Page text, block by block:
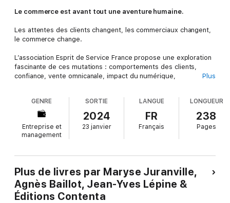
Le commerce est avant tout une aventure humaine.
Les attentes des clients changent, les commerciaux changent,
le commerce change.
L’association Esprit de Service France propose une exploration
fascinante de ces mutations : comportements des clients,
confiance, vente omnicanale, impact du numérique,
Les données chiffrées et les idées issues d’une vaste enquête
auprès des professionnels du commerce rencontrent les
visions d’experts du domaine et les regards de dirigeants
d’entreprise.
Plus
GENRE
Entreprise et
management
SORTIE
2024
23 janvier
LANGUE
FR
Français
LONGUEUR
238
Pages
Plus de livres par Maryse Juranville,
Agnès Baillot, Jean-Yves Lépine &
Éditions Contenta